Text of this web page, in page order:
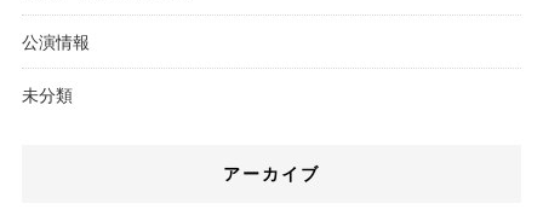
公演情報
未分類
アーカイブ